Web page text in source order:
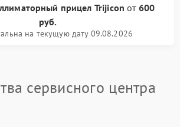
прицел Trijicon от 600
руб.
на текущую дату 09.08.2026
сервисного центра